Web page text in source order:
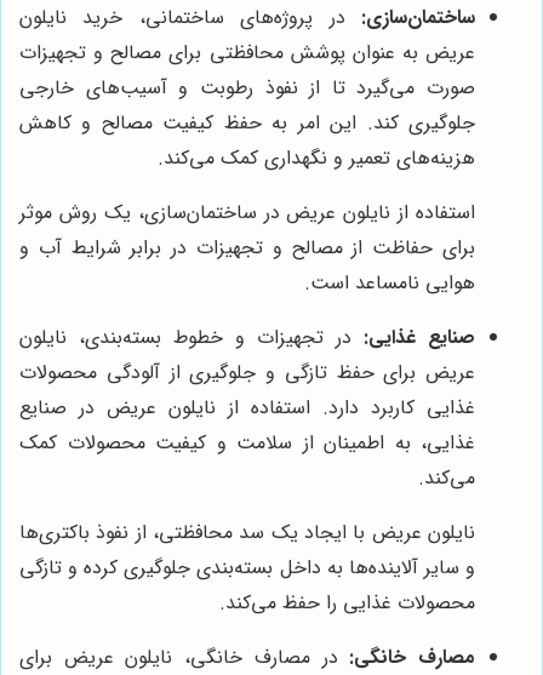
ساختمان‌سازی: در پروژه‌های ساختمانی، خرید نایلون
عریض به عنوان پوشش محافظتی برای مصالح و تجهیزات
صورت می‌گیرد تا از نفوذ رطوبت و آسیب‌های خارجی
جلوگیری کند. این امر به حفظ کیفیت مصالح و کاهش
هزینه‌های تعمیر و نگهداری کمک می‌کند.
استفاده از نایلون عریض در ساختمان‌سازی، یک روش موثر
برای حفاظت از مصالح و تجهیزات در برابر شرایط آب و
هوایی نامساعد است.
صنایع غذایی: در تجهیزات و خطوط بسته‌بندی، نایلون
عریض برای حفظ تازگی و جلوگیری از آلودگی محصولات
غذایی کاربرد دارد. استفاده از نایلون عریض در صنایع
غذایی، به اطمینان از سلامت و کیفیت محصولات کمک
می‌کند.
نایلون عریض با ایجاد یک سد محافظتی، از نفوذ باکتری‌ها
و سایر آلاینده‌ها به داخل بسته‌بندی جلوگیری کرده و تازگی
محصولات غذایی را حفظ می‌کند.
مصارف خانگی: در مصارف خانگی، نایلون عریض برای